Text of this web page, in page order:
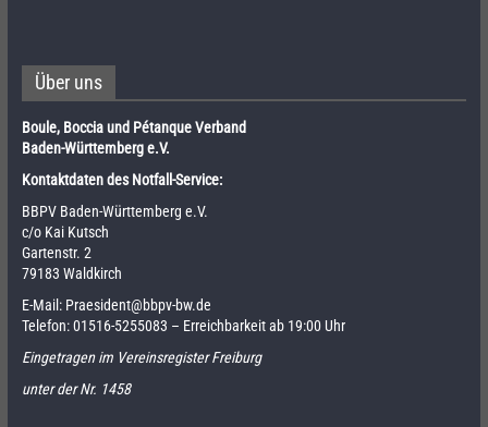
Über uns
Boule, Boccia und Pétanque Verband
Baden-Württemberg e.V.
Kontaktdaten des Notfall-Service:
BBPV Baden-Württemberg e.V.
c/o Kai Kutsch
Gartenstr. 2
79183 Waldkirch
E-Mail: Praesident@bbpv-bw.de
Telefon:01516-5255083 – Erreichbarkeit ab 19:00 Uhr
Eingetragen im Vereinsregister Freiburg
unter der Nr. 1458